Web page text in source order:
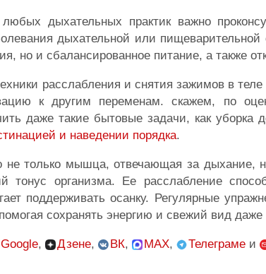
дыхательных практик важно
дыхательной или
но и сбалансированное питание, а также
расслабления и снятия зажимов в
к другим переменам. скажем, по
даже такие бытовые задачи, как
и наведении порядка.
не только мышца, отвечающая за дыхание,
тонус организма. Ее расслабление
поддерживать осанку. Регулярные
сохранять энергию и свежий вид даже
Google, Дзене, ВК, MAX, Телеграме и